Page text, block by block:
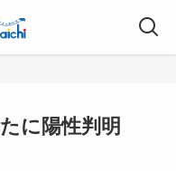
に陽性判明